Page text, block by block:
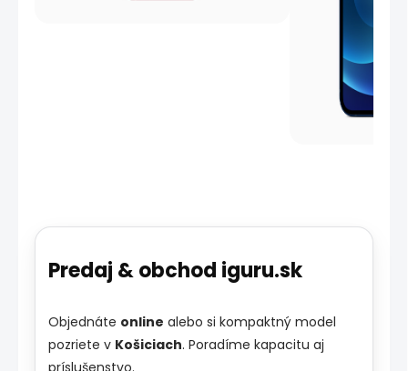
Predaj & obchod iguru.sk
Objednáte online alebo si kompaktný model
pozriete v Košiciach. Poradíme kapacitu aj